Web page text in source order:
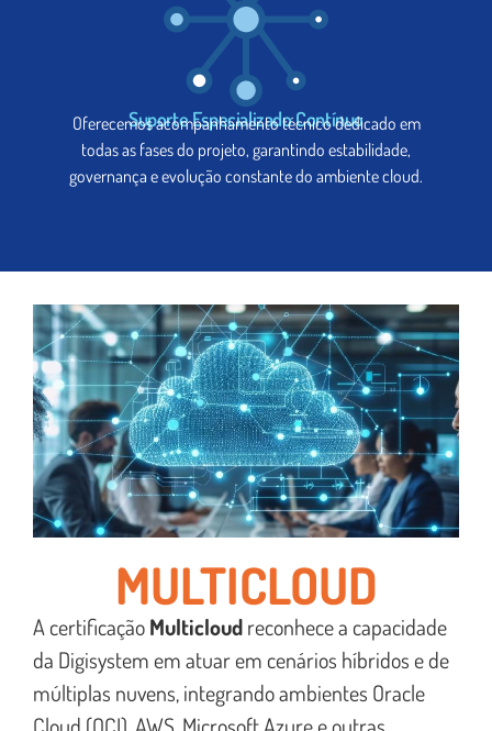
Suporte Especializado Contínuo
Oferecemos acompanhamento técnico dedicado em
todas as fases do projeto, garantindo estabilidade,
governança e evolução constante do ambiente cloud.
MULTICLOUD
A certificaçãoMulticloudreconhece a capacidade
da Digisystem em atuar em cenários híbridos e de
múltiplas nuvens, integrando ambientes Oracle
Cloud (OCI), AWS, Microsoft Azure e outras